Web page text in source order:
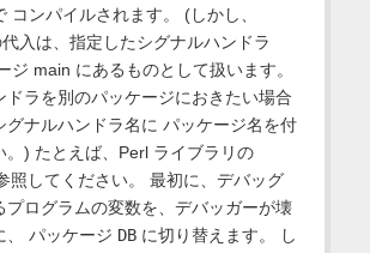
コンパイルされます。 (しかし、
入は、指定したシグナルハンドラ
ジ main にあるものとして扱います。
ドラを別のパッケージにおきたい場合
グナルハンドラ名に パッケージ名を付
。) たとえば、Perl ライブラリの
照してください。 最初に、デバッグ
プログラムの変数を、デバッガーが壊
、 パッケージ DBに切り替えます。 し